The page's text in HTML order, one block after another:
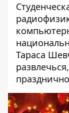
Тараса
развлечься,